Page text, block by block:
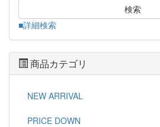
検索
■詳細検索
商品カテゴリ
NEW ARRIVAL
PRICE DOWN